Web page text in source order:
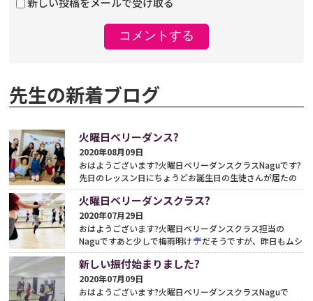
先生の新着ブログ
火曜日ベリーダンス?
2020年08月09日
おはようございます?火曜日ベリーダンスクラスNaguです?
先日のレッスン日にちょうどお誕生日の生徒さんが居たの
でレッスン前にお祝い?ダンスタイム??かかわいい
?お
め...続きをみる
火曜日ベリーダンスクラス?
2020年07月29日
おはようございます?火曜日ベリーダンスクラス担当の
Naguですあと少しで梅雨明け
だそうですが、昨日もムシ
ムシ暑かったですね?昨日は体験レッスンにお越し下さりあ
り...続きをみる
新しい振付始まりました?
2020年07月09日
おはようございます?火曜日ベリーダンスクラスNaguで